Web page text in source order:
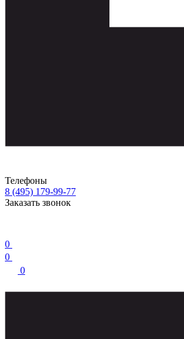
Телефоны
8 (495) 179-99-77
Заказать звонок
0
0
0